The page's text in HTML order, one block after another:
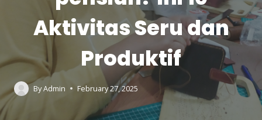
Aktivitas Seru dan
Produktif
ByAdmin February 27, 2025